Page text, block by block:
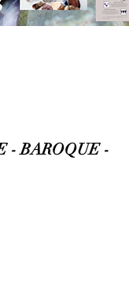
- BAROQUE -